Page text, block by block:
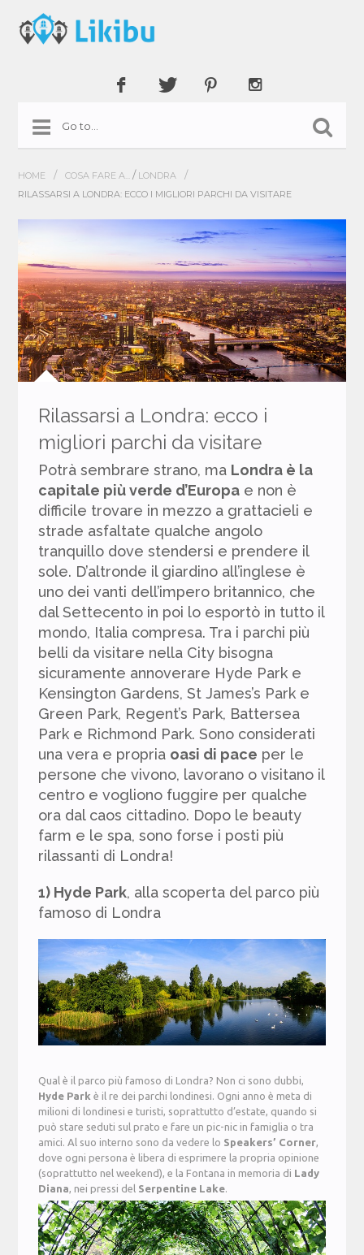
HOME / COSA FARE A... / LONDRA /
RILASSARSI A LONDRA: ECCO I MIGLIORI PARCHI DA VISITARE
Rilassarsi a Londra: ecco i
migliori parchi da visitare
Potrà sembrare strano, ma Londra è la
capitale più verde d’Europa e non è
difficile trovare in mezzo a grattacieli e
strade asfaltate qualche angolo
tranquillo dove stendersi e prendere il
sole. D’altronde il giardino all’inglese è
uno dei vanti dell’impero britannico, che
dal Settecento in poi lo esportò in tutto il
mondo, Italia compresa. Tra i parchi più
belli da visitare nella City bisogna
sicuramente annoverare Hyde Park e
Kensington Gardens, St James’s Park e
Green Park, Regent’s Park, Battersea
Park e Richmond Park. Sono considerati
una vera e propria oasi di pace per le
persone che vivono, lavorano o visitano il
centro e vogliono fuggire per qualche
ora dal caos cittadino. Dopo le beauty
farm e le spa, sono forse i posti più
rilassanti di Londra!
1) Hyde Park, alla scoperta del parco più
famoso di Londra
Qual è il parco più famoso di Londra? Non ci sono dubbi,
Hyde Park è il re dei parchi londinesi. Ogni anno è meta di
milioni di londinesi e turisti, soprattutto d’estate, quando si
può stare seduti sul prato e fare un pic-nic in famiglia o tra
amici. Al suo interno sono da vedere lo Speakers’ Corner
dove ogni persona è libera di esprimere la propria opinione
(soprattutto nel weekend), e la Fontana in memoria di Lady
Diana , nei pressi del Serpentine Lake